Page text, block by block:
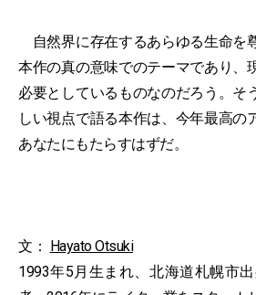
自然界に存在するあらゆる生命を
本作の真の意味でのテーマであり、
必要としているものなのだろう。そ
しい視点で語る本作は、今年最高の
あなたにもたらすはずだ。
文： Hayato Otsuki
1993年5月生まれ、北海道札幌市